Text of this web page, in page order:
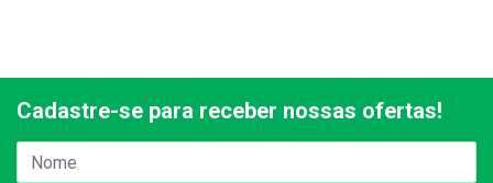
Cadastre-se para receber nossas ofertas!